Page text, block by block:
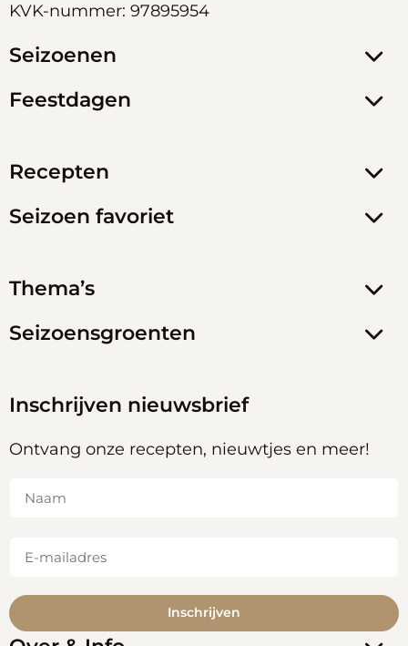
KVK-nummer: 97895954
Seizoenen
Feestdagen
Recepten
Seizoen favoriet
Thema’s
Seizoensgroenten
Inschrijven nieuwsbrief
Ontvang onze recepten, nieuwtjes en meer!
mailadres (Vereist)
Inschrijven